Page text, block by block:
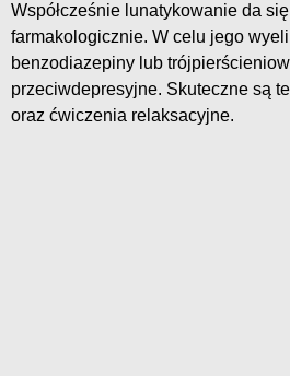
Współcześnie lunatykowanie da
farmakologicznie. W celu jego
benzodiazepiny lub
przeciwdepresyjne. Skuteczne są
oraz ćwiczenia relaksacyjne.